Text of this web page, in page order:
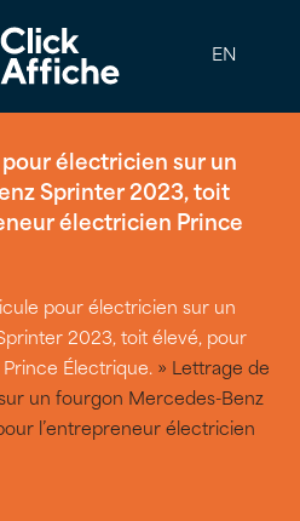
EN
électricien sur un
Sprinter 2023, toit
électricien Prince
pour électricien sur un
2023, toit élevé, pour
Électrique. » Lettrage de
un fourgon Mercedes-Benz
l’entrepreneur électricien